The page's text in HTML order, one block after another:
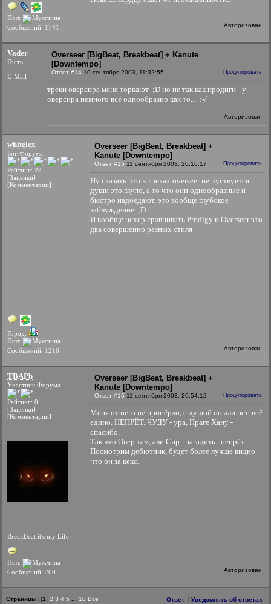
Пол:
Сообщений: 1741
Авторизован
Vader
Гость
E-Mail
Overseer [BigBeat, Breakbeat] + Kanute
[Downtempo]
Ответ #14 10 сентября 2003, 11:32:55 Процитировать
треки оверсира меня торкают ;D но не так как продиги - у
оверсира немного всё однообразно как то... :-/
Авторизован
whitelex
Бог Форума
Рейтинг: 28
[Заценки]
[Комментарии]
Город:
Пол:
Сообщений: 1216
Overseer [BigBeat, Breakbeat] +
Kanute [Downtempo]
Ответ #15 11 сентября 2003, 20:16:17 Процитировать
Ну сказать что в треках overseer не чуствуется
души это глупо, а то что они однообразные и
быстро надоедают, это вообще глубокое
заблуждение ;D
И вообще нехер сравнивать Prodigy и Overseer это
два совершенно разных стиля
Авторизован
TBAPb
Участник Форума
Рейтинг: 0
[Заценки]
[Комментарии]
BreakBeat it's my Life
Пол:
Сообщений: 200
Overseer [BigBeat, Breakbeat] +
Kanute [Downtempo]
Ответ #16 11 сентября 2003, 20:54:12 Процитировать
Меня от него не пропёрло, с душой он али нет, всё
едино. НЕПРЁТ. ЧУДУ - ура, Праге Хану -
спасибо.
Так что Овер там, али Сир . нагадить.. непрёт.
Посмотрим дебютник, будет более лучше видно
что он за кекс.
Авторизован
Страницы: [1] 2 3 4 5 10 Все Ответ Уведомлять об ответах